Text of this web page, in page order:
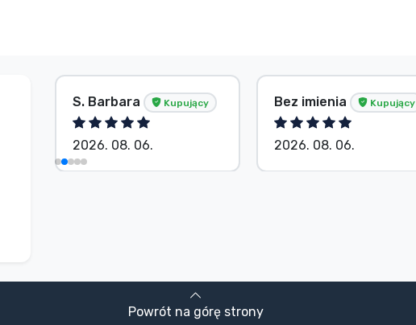
S. Barbara Kupujący
2026. 08. 06.
Bez imienia Kupujący
2026. 08. 06.
Powrót na górę strony